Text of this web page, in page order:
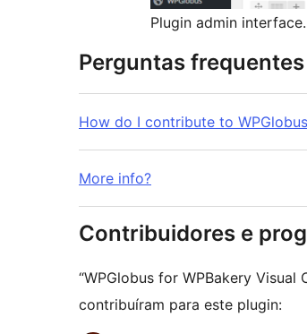
Plugin admin interface.
Perguntas frequentes
How do I contribute to
More info?
Contribuidores e
“WPGlobus for WPBakery
contribuíram para este plugin: